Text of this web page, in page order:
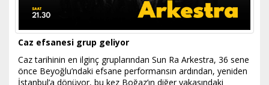
Caz efsanesi grup geliyor
Caz tarihinin en ilginç gruplarından Sun Ra Arkestra, 36 sene
önce Beyoğlu’ndaki efsane performansın ardından, yeniden
İstanbul’a dönüyor, bu kez Boğaz’ın diğer yakasındaki